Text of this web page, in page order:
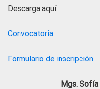
Descarga aquí:
Convocatoria
Formulario de inscripción
Mgs.